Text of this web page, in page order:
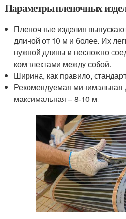
Параметры пленочных
Пленочные изделия
длиной от 10 м и более. Их
нужной длины и несложно
комплектами между собой.
Ширина, как правило,
Рекомендуемая минимальная
максимальная – 8-10 м.